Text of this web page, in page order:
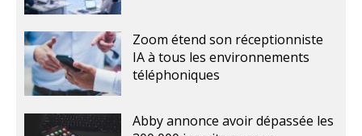
Zoom étend son réceptionniste
IA à tous les environnements
téléphoniques
Abby annonce avoir dépassée les